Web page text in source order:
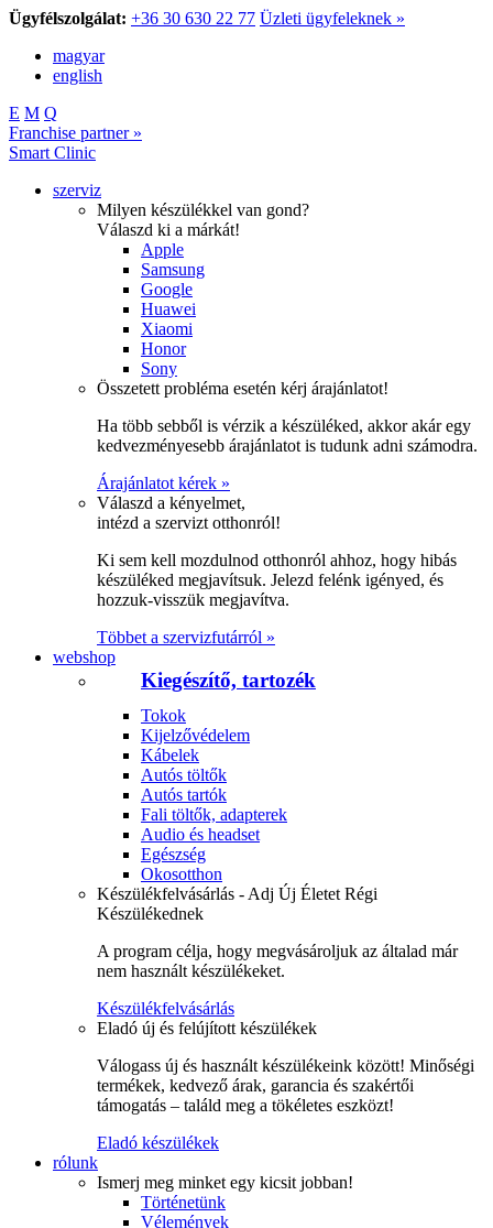
Ügyfélszolgálat: +36 30 630 22 77 Üzleti ügyfeleknek »
magyar
english
E M Q
Franchise partner »
Smart Clinic
szerviz
Milyen készülékkel van gond?
Válaszd ki a márkát!
Apple
Samsung
Google
Huawei
Xiaomi
Honor
Sony
Összetett probléma esetén kérj árajánlatot!
Ha több sebből is vérzik a készüléked, akkor akár egy
kedvezményesebb árajánlatot is tudunk adni számodra.
Árajánlatot kérek »
Válaszd a kényelmet,
intézd a szervizt otthonról!
Ki sem kell mozdulnod otthonról ahhoz, hogy hibás
készüléked megjavítsuk. Jelezd felénk igényed, és
hozzuk-visszük megjavítva.
Többet a szervizfutárról »
webshop
Kiegészítő, tartozék
Tokok
Kijelzővédelem
Kábelek
Autós töltők
Autós tartók
Fali töltők, adapterek
Audio és headset
Egészség
Okosotthon
Készülékfelvásárlás - Adj Új Életet Régi
Készülékednek
A program célja, hogy megvásároljuk az általad már
nem használt készülékeket.
Készülékfelvásárlás
Eladó új és felújított készülékek
Válogass új és használt készülékeink között! Minőségi
termékek, kedvező árak, garancia és szakértői
támogatás – találd meg a tökéletes eszközt!
Eladó készülékek
rólunk
Ismerj meg minket egy kicsit jobban!
Történetünk
Vélemények